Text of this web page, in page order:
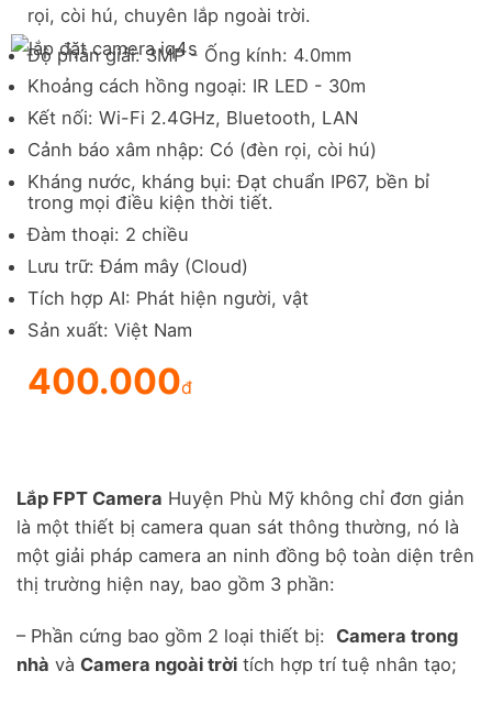
rọi, còi hú, chuyên lắp ngoài trời.
Độ phân giải: 3MP - Ống kính: 4.0mm
Khoảng cách hồng ngoại: IR LED - 30m
Kết nối: Wi-Fi 2.4GHz, Bluetooth, LAN
Cảnh báo xâm nhập: Có (đèn rọi, còi hú)
Kháng nước, kháng bụi: Đạt chuẩn IP67, bền bỉ
trong mọi điều kiện thời tiết.
Đàm thoại: 2 chiều
Lưu trữ: Đám mây (Cloud)
Tích hợp AI: Phát hiện người, vật
Sản xuất: Việt Nam
400.000đ
Lắp FPT Camera Huyện Phù Mỹ không chỉ đơn giản
là một thiết bị camera quan sát thông thường, nó là
một giải pháp camera an ninh đồng bộ toàn diện trên
thị trường hiện nay, bao gồm 3 phần:
– Phần cứng bao gồm 2 loại thiết bị: Camera trong
nhà và Camera ngoài trời tích hợp trí tuệ nhân tạo;